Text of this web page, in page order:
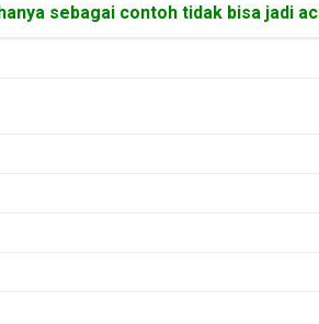
sebagai contoh tidak bisa jadi